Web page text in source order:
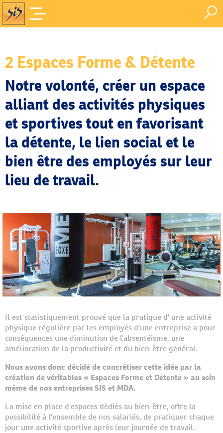
2 Espaces Forme & Détente
Notre volonté, créer un espace
alliant des activités physiques
et sportives tout en favorisant
la détente, le lien social et le
bien être des employés sur leur
lieu de travail.
Il est statistiquement prouvé que la pratique d' une activité
physique régulière par les employés d'une entreprise a pour
conséquences une diminution de l’absentéisme, une
amélioration de la productivité et du bien-être général.
Nous avons donc décidé de concrétiser cette idée par la
création de véritables « Espaces Forme et Détente » au sein
même de nos entreprises SIS et MDA.
La mise en place d'espaces dédiés au bien-être, offre la
possibilité à l'ensemble de nos salariés, de pratiquer chaque
jour une activité sportive après leur journée de travail.